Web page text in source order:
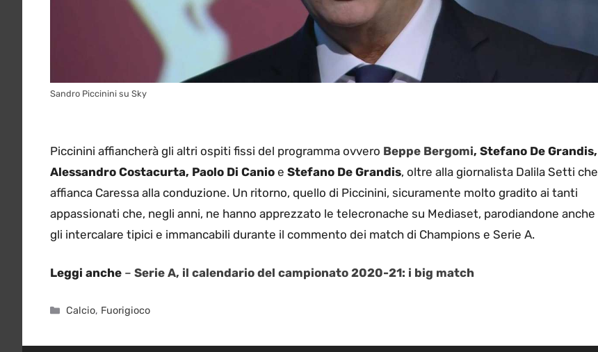
Sandro Piccinini su Sky
Piccinini affiancherà gli altri ospiti fissi del programma ovvero Beppe Bergomi, Stefano De Grandis,
Alessandro Costacurta, Paolo Di Canio e Stefano De Grandis, oltre alla giornalista Dalila Setti che
affianca Caressa alla conduzione. Un ritorno, quello di Piccinini, sicuramente molto gradito ai tanti
appassionati che, negli anni, ne hanno apprezzato le telecronache su Mediaset, parodiandone anche
gli intercalare tipici e immancabili durante il commento dei match di Champions e Serie A.
Leggi anche – Serie A, il calendario del campionato 2020-21: i big match
Categorie
Calcio, Fuorigioco